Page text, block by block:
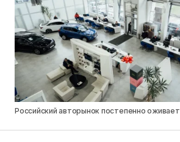
Российский авторынок постепенно оживает